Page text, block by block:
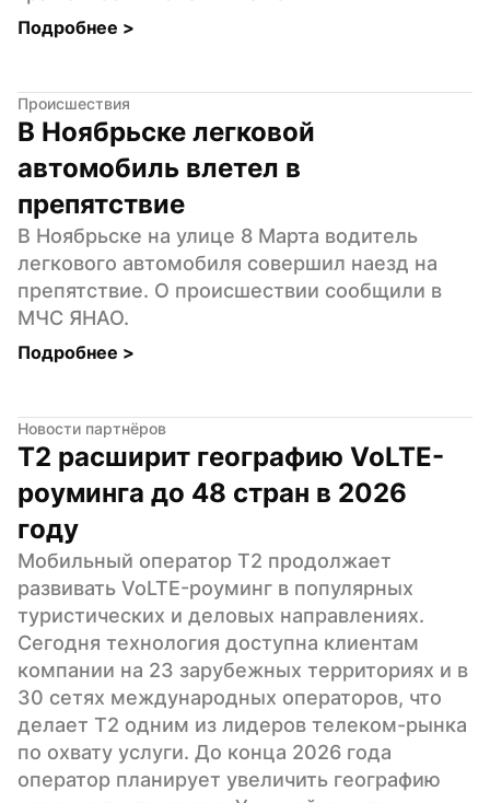
Подробнее >
Происшествия
В Ноябрьске легковой
автомобиль влетел в
препятствие
В Ноябрьске на улице 8 Марта водитель
легкового автомобиля совершил наезд на
препятствие. О происшествии сообщили в
МЧС ЯНАО.
Подробнее >
Новости партнёров
Т2 расширит географию VoLTE-
роуминга до 48 стран в 2026
году
Мобильный оператор Т2 продолжает
развивать VoLTE-роуминг в популярных
туристических и деловых направлениях.
Сегодня технология доступна клиентам
компании на 23 зарубежных территориях и в
30 сетях международных операторов, что
делает Т2 одним из лидеров телеком-рынка
по охвату услуги. До конца 2026 года
оператор планирует увеличить географию